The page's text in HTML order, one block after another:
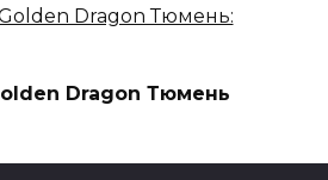
Dragon Тюмень